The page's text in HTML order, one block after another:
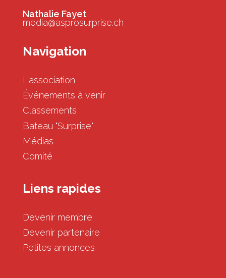
Nathalie Fayet
media@asprosurprise.ch
Navigation
L'association
Événements à venir
Classements
Bateau "Surprise"
Médias
Comité
Liens rapides
Devenir membre
Devenir partenaire
Petites annonces